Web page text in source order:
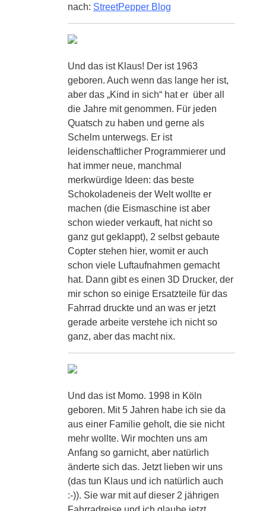
nach: StreetPepper Blog
Und das ist Klaus! Der ist 1963
geboren. Auch wenn das lange her ist,
aber das „Kind in sich“ hat er über all
die Jahre mit genommen. Für jeden
Quatsch zu haben und gerne als
Schelm unterwegs. Er ist
leidenschaftlicher Programmierer und
hat immer neue, manchmal
merkwürdige Ideen: das beste
Schokoladeneis der Welt wollte er
machen (die Eismaschine ist aber
schon wieder verkauft, hat nicht so
ganz gut geklappt), 2 selbst gebaute
Copter stehen hier, womit er auch
schon viele Luftaufnahmen gemacht
hat. Dann gibt es einen 3D Drucker, der
mir schon so einige Ersatzteile für das
Fahrrad druckte und an was er jetzt
gerade arbeite verstehe ich nicht so
ganz, aber das macht nix.
Und das ist Momo. 1998 in Köln
geboren. Mit 5 Jahren habe ich sie da
aus einer Familie geholt, die sie nicht
mehr wollte. Wir mochten uns am
Anfang so garnicht, aber natürlich
änderte sich das. Jetzt lieben wir uns
(das tun Klaus und ich natürlich auch
:-)). Sie war mit auf dieser 2 jährigen